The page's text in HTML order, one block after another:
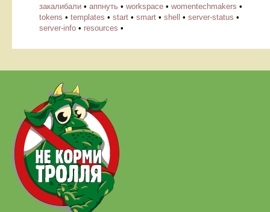
закалибали • аппнуть • workspace • womentechmakers •
tokens • templates • start • smart • shell • server-status •
server-info • resources •